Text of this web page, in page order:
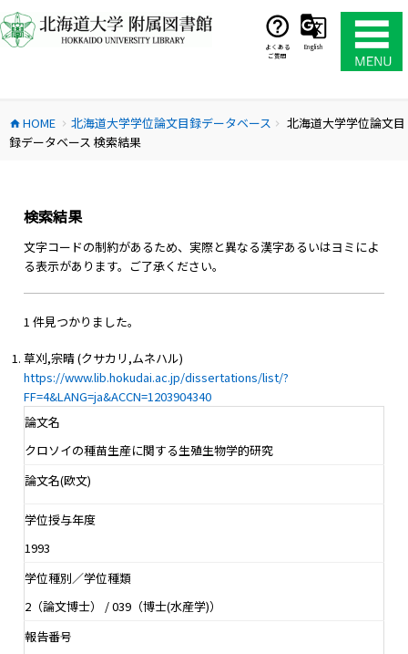
ン
テ
ス
キ
よくある
ご質問
English
home HOME chevron_right 北海道大学学位論文目録データベース chevron_right
北海道大学学位論文目
録データベース 検索結果
検索結果
文字コードの制約があるため、実際と異なる漢字あるいはヨミによ
る表示があります。ご了承ください。
1 件見つかりました。
草刈,宗晴 (クサカリ,ムネハル)
https://www.lib.hokudai.ac.jp/dissertations/list/?
FF=4&LANG=ja&ACCN=1203904340
論文名
クロソイの種苗生産に関する生殖生物学的研究
論文名(欧文)
学位授与年度
1993
学位種別／学位種類
2（論文博士） / 039（博士(水産学)）
報告番号